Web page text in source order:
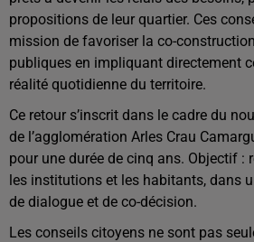
propositions de leur quartier. Ces
mission de favoriser la co-
publiques en impliquant directement
réalité quotidienne du territoire.
Ce retour s’inscrit dans le cadre du
de l’agglomération Arles Crau
pour une durée de cinq ans. Objectif :
les institutions et les habitants, dans
de dialogue et de co-décision.
Les conseils citoyens ne sont pas